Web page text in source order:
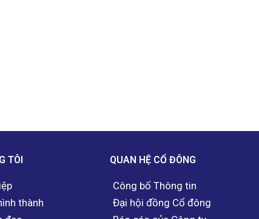
TÔI
thành
QUAN HỆ CỔ ĐÔNG
Công bố Thông tin
Đại hội đồng Cổ đông